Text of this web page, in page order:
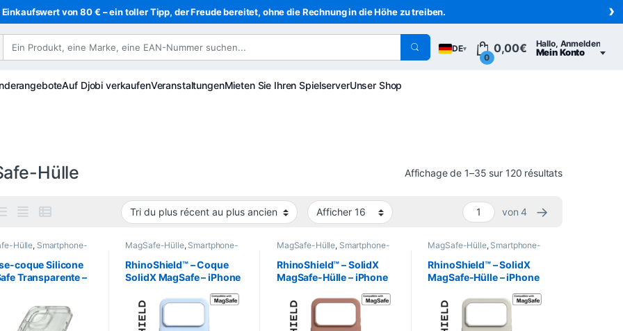
von 80 € – ein toller Tipp, der Freude bereitet, ohne die Rechnung in die Höhe zu treiben. ›
DE▾ Hallo, Anmelden
Mein Konto
0
0,00€
Auf Djobi verkaufenVeranstaltungenMieten Sie Ihren SpielserverUnser Shop
Hülle Affichage de 1–35 sur 120 résultatsSortiert vom
von 4 →
Hülle, Smartphone-
-Cases
Mobil
coque Silicone
Transparente –
MagSafe-Hülle, Smartphone-
Hüllen & -Cases
Mobil
RhinoShield,Telefonie
RhinoShield™ – Coque
SolidX MagSafe – iPhone
MagSafe-Hülle, Smartphone-
Hüllen & -Cases
Mobil
RhinoShield,Telefonie
RhinoShield™ – SolidX
MagSafe-Hülle – iPhone
MagSafe-Hülle, Smartphone-
Hüllen & -Cases
Mobil
RhinoShield,Telefonie
RhinoShield™ – SolidX
MagSafe-Hülle – iPhone
Muschelbeige